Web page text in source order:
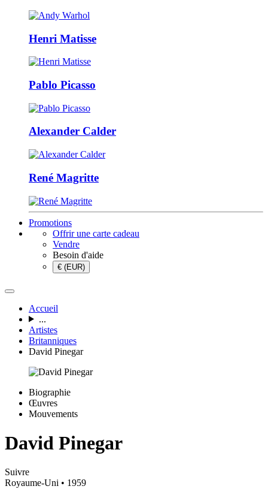
Henri Matisse
Pablo Picasso
Alexander Calder
René Magritte
Promotions
Offrir une carte cadeau
Vendre
Besoin d'aide
€ (EUR)
Accueil
...
Artistes
Britanniques
David Pinegar
Biographie
Œuvres
Mouvements
David Pinegar
Suivre
Royaume-Uni • 1959